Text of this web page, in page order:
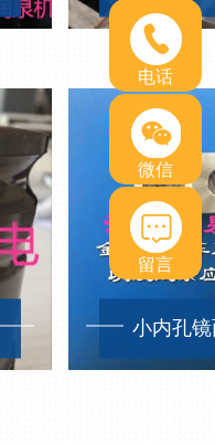
小内孔
电话
微信
留言